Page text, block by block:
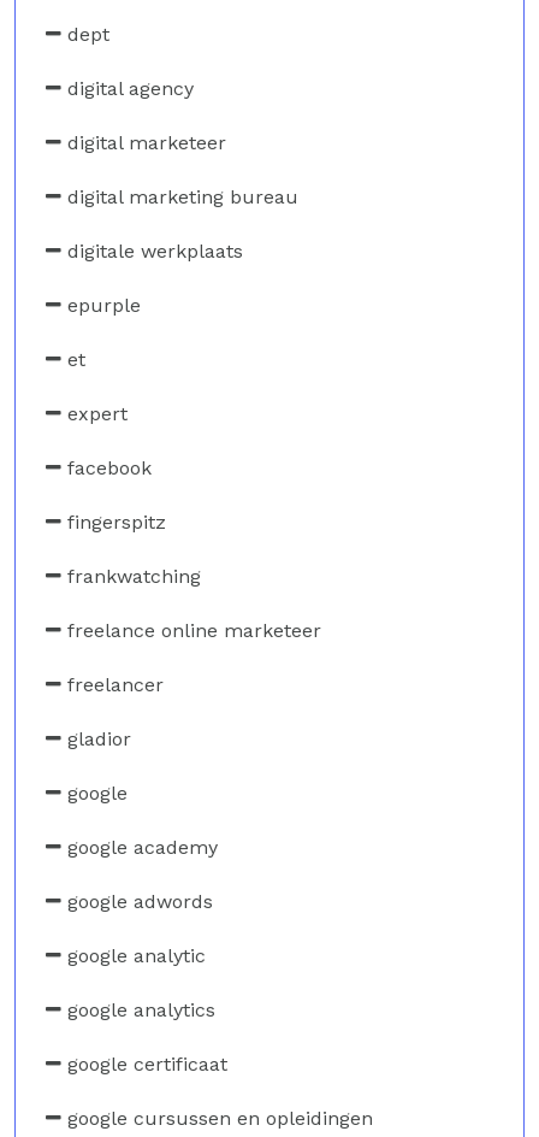
dept
digital agency
digital marketeer
digital marketing bureau
digitale werkplaats
epurple
et
expert
facebook
fingerspitz
frankwatching
freelance online marketeer
freelancer
gladior
google
google academy
google adwords
google analytic
google analytics
google certificaat
google cursussen en opleidingen